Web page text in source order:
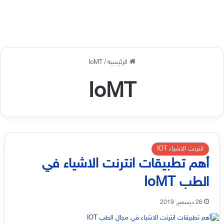
الرئيسية/
IoMT
IoMT
انترنت الاشياء IOT
أهم تطبيقات انترنت الاشياء في
الطب IoMT
26 ديسمبر, 2019